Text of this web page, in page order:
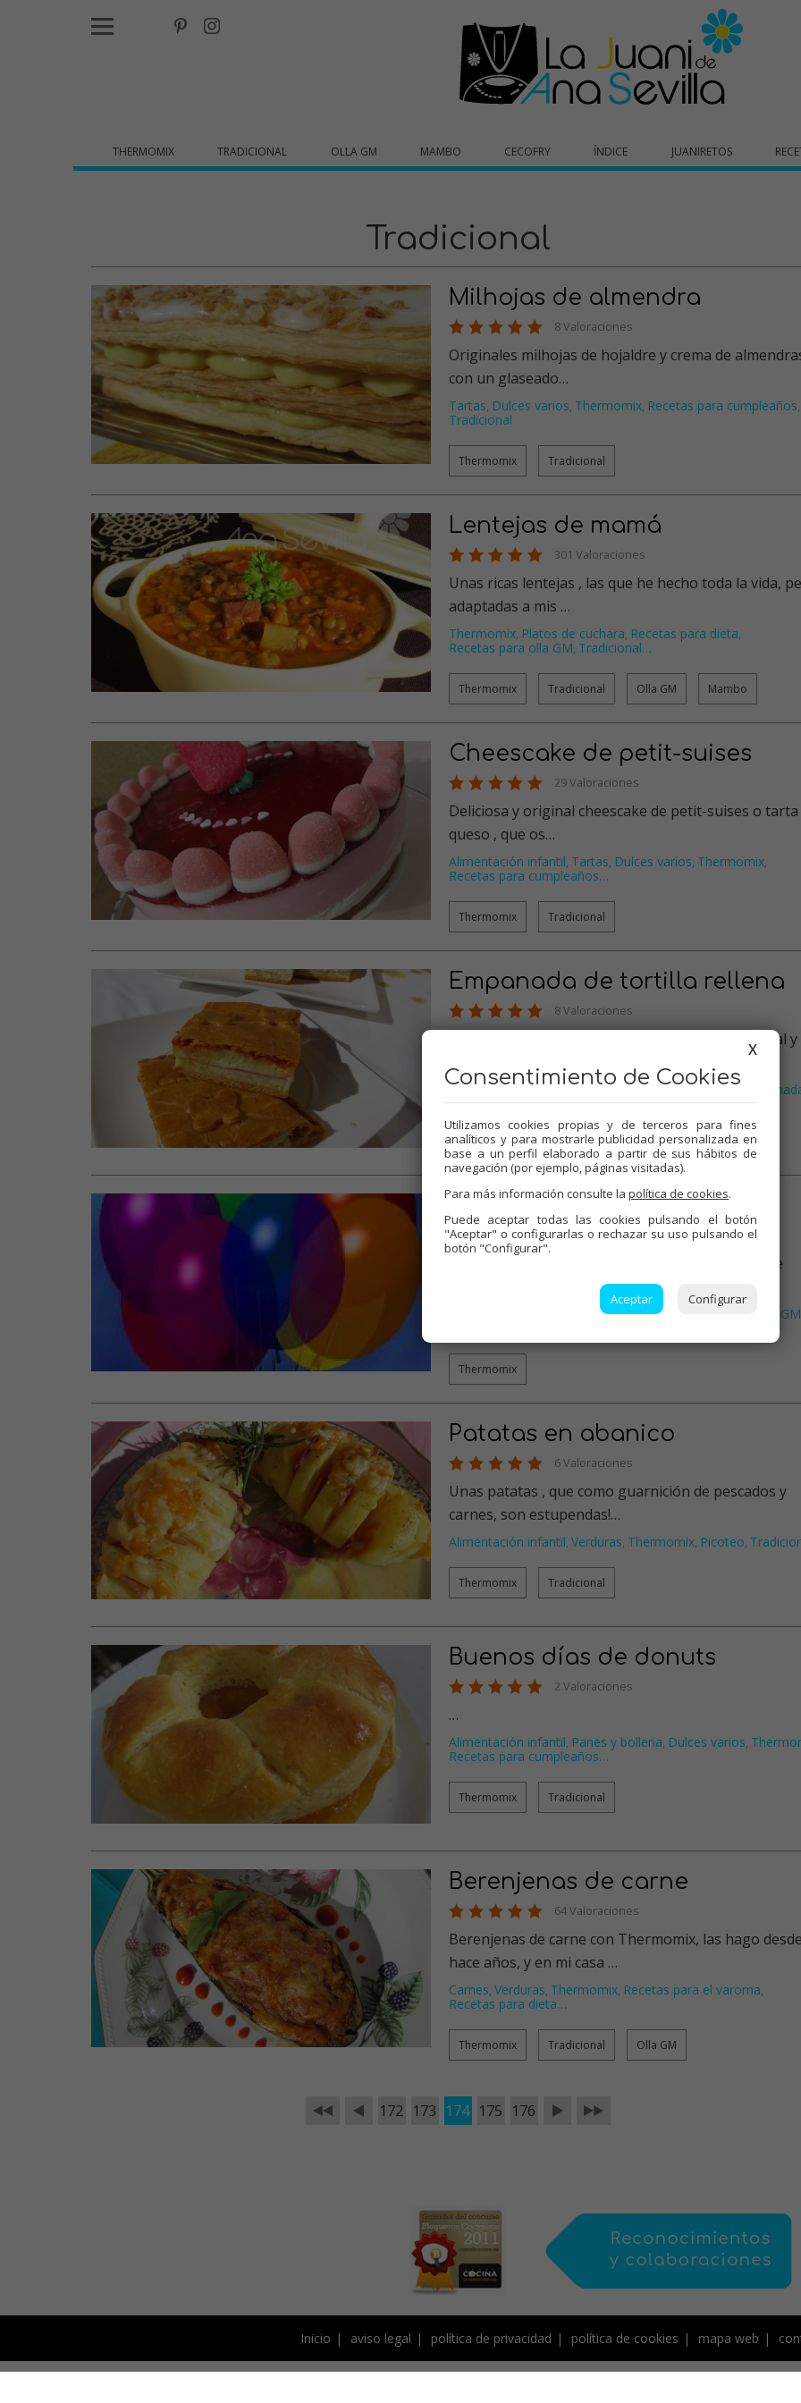
THERMOMIX TRADICIONAL OLLA GM MAMBO CECOFRY ÍNDICE JUANIRETOS
Tradicional
Milhojas de almendra
8 Valoraciones
Originales milhojas de hojaldre y crema de almendras ,
con un glaseado…
Tartas, Dulces varios, Thermomix, Recetas para cumpleaños,
Tradicional
Thermomix Tradicional
Lentejas de mamá
301 Valoraciones
Unas ricas lentejas , las que he hecho toda la vida, pero
adaptadas a mis …
Thermomix, Platos de cuchara, Recetas para dieta,
Recetas para olla GM, Tradicional…
Thermomix Tradicional Olla GM Mambo
Cheescake de petit-suises
29 Valoraciones
Deliciosa y original cheescake de petit-suises o tarta de
queso , que os…
Alimentación infantil, Tartas, Dulces varios, Thermomix,
Recetas para cumpleaños…
Thermomix Tradicional
Empanada de tortilla rellena
8 Valoraciones
Alimentación infantil Huevos Thermomix Picoteo
Thermomix Tradicional
Recetas para cumpleaños
4 Valoraciones
He creado esta entrada, a petición popular; Ahí he
colocado muchas recetas …
Recetas para cumpleaños Recetas para olla GM
Thermomix
Patatas en abanico
6 Valoraciones
Unas patatas , que como guarnición de pescados y
carnes, son estupendas!…
Alimentación infantil, Verduras, Thermomix, Picoteo,
Thermomix Tradicional
Buenos días de donuts
2 Valoraciones
…
Alimentación infantil, Panes y bolleria, Dulces varios,
Recetas para cumpleaños…
Thermomix Tradicional
Berenjenas de carne
64 Valoraciones
Berenjenas de carne con Thermomix, las hago desde
hace años, y en mi casa …
Carnes, Verduras, Thermomix, Recetas para el varoma,
Recetas para dieta…
Thermomix Tradicional Olla GM
172 173 174 175 176
Inicio aviso legal política de privacidad política de cookies mapa web
X
Consentimiento de Cookies
Utilizamos cookies propias y de terceros para fines
analíticos y para mostrarle publicidad personalizada en
base a un perfil elaborado a partir de sus hábitos de
navegación (por ejemplo, páginas visitadas).
Para más información consulte la política de cookies.
Puede aceptar todas las cookies pulsando el botón
"Aceptar" o configurarlas o rechazar su uso pulsando el
botón "Configurar".
Aceptar Configurar